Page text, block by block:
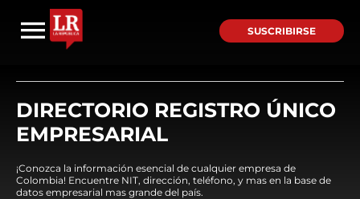
SUSCRIBIRSE
DIRECTORIO REGISTRO ÚNICO
EMPRESARIAL
¡Conozca la información esencial de cualquier empresa de
Colombia! Encuentre NIT, dirección, teléfono, y mas en la base de
datos empresarial mas grande del país.